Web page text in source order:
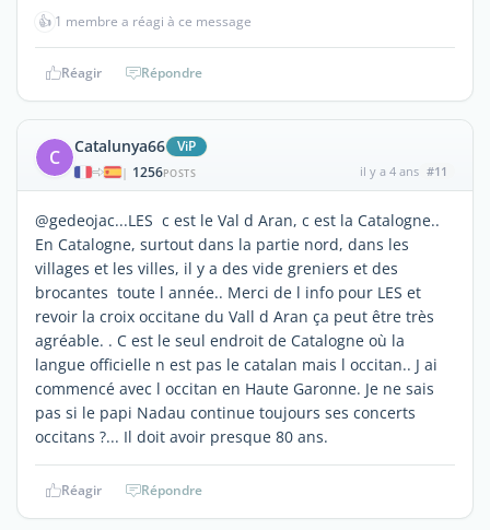
👍 1 membre a réagi à ce message
Réagir Répondre
C Catalunya66 ViP
| 1256POSTS il y a 4 ans #11
@gedeojac...LES c est le Val d Aran, c est la Catalogne..
En Catalogne, surtout dans la partie nord, dans les
villages et les villes, il y a des vide greniers et des
brocantes toute l année.. Merci de l info pour LES et
revoir la croix occitane du Vall d Aran ça peut être très
agréable. . C est le seul endroit de Catalogne où la
langue officielle n est pas le catalan mais l occitan.. J ai
commencé avec l occitan en Haute Garonne. Je ne sais
pas si le papi Nadau continue toujours ses concerts
occitans ?... Il doit avoir presque 80 ans.
Réagir Répondre